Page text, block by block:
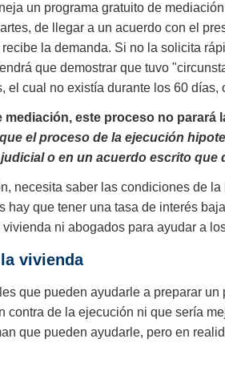
un programa gratuito de
de llegar a un acuerdo con el
la demanda. Si no la solicita
que demostrar que tuvo
el cual no existía durante los 60
mediación, este proceso no parará
el proceso de la ejecución
o en un acuerdo escrito que
necesita saber las condiciones de
hay que tener una tasa de interés
ni abogados para ayudar a
vivienda
que pueden ayudarle a preparar
contra de la ejecución ni que sería
que pueden ayudarle, pero en